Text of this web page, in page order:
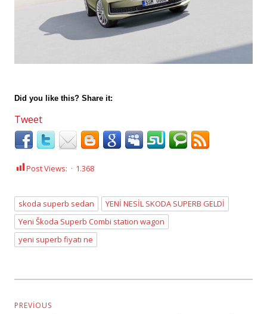
Did you like this? Share it:
Tweet
Post Views: 1.368
Tags
skoda superb sedan
YENİ NESİL SKODA SUPERB GELDİ
Yeni Škoda Superb Combi station wagon
yeni superb fiyatı ne
dolaşımı
PREVIOUS